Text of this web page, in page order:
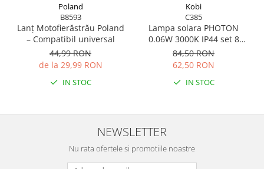
Poland
B8593
Lanț Motofierăstrău Poland
– Compatibil universal
44,99 RON
de la 29,99 RON
IN STOC
Kobi
C385
Lampa solara PHOTON
0.06W 3000K IP44 set 8
bucati
84,50 RON
62,50 RON
IN STOC
NEWSLETTER
Nu rata ofertele si promotiile noastre